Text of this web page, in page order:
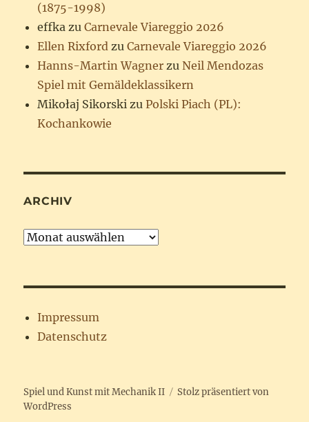
(1875-1998)
effka zuCarnevale Viareggio 2026
Ellen Rixford zuCarnevale Viareggio 2026
Hanns-Martin Wagner zuNeil Mendozas
Spiel mit Gemäldeklassikern
Mikołaj Sikorski zuPolski Piach (PL):
Kochankowie
ARCHIV
Archiv
Impressum
Datenschutz
Spiel und Kunst mit Mechanik II
Stolz präsentiert von
WordPress